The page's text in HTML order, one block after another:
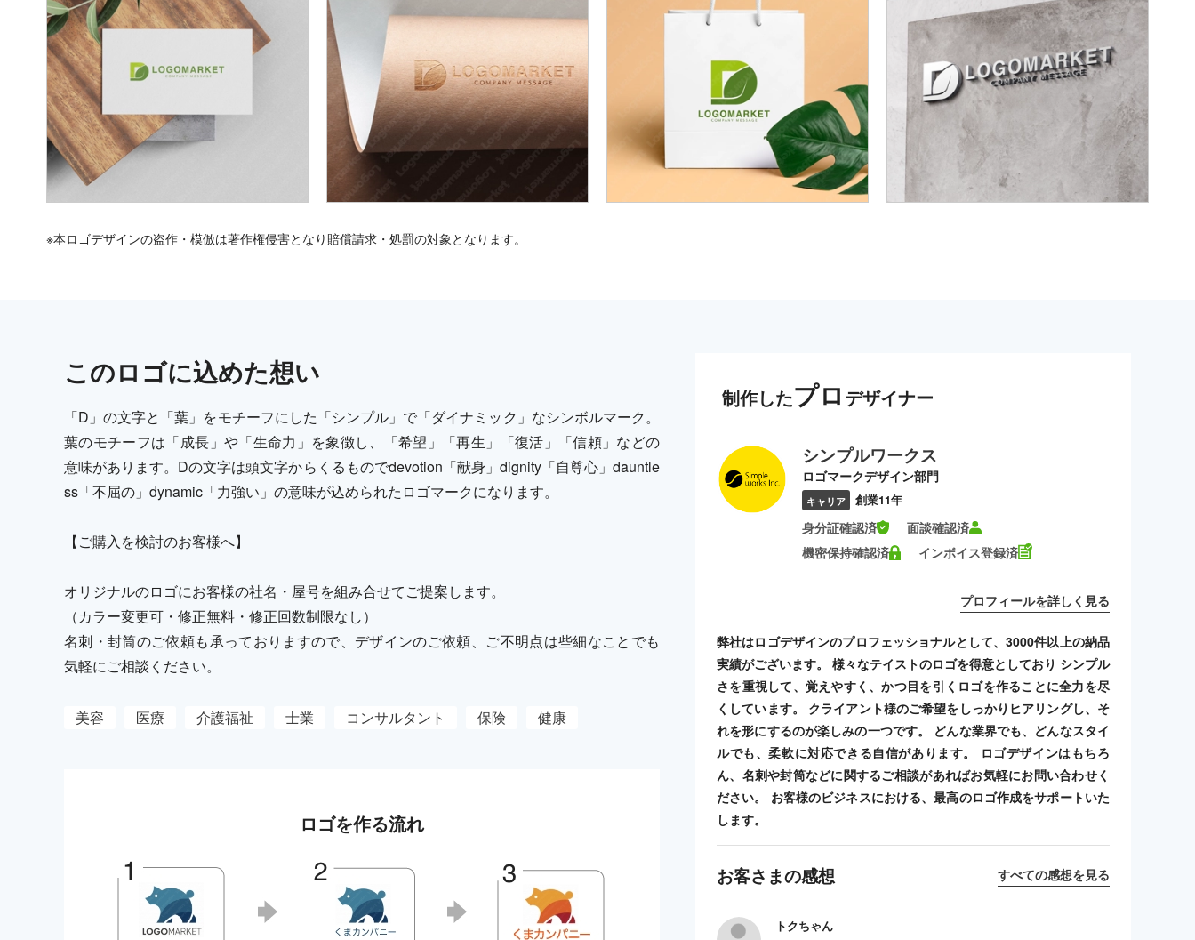
※本ロゴデザインの盗作・模倣は著作権侵害となり賠償請求・処罰の対象となります。
このロゴに込めた想い
「D」の文字と「葉」をモチーフにした「シンプル」で「ダイナミック」なシンボルマーク。
葉のモチーフは「成長」や「生命力」を象徴し、「希望」「再生」「復活」「信頼」などの
意味があります。Dの文字は頭文字からくるものでdevotion「献身」dignity「自尊心」dauntle
ss「不屈の」dynamic「力強い」の意味が込められたロゴマークになります。
【ご購入を検討のお客様へ】
オリジナルのロゴにお客様の社名・屋号を組み合せてご提案します。
（カラー変更可・修正無料・修正回数制限なし）
名刺・封筒のご依頼も承っておりますので、デザインのご依頼、ご不明点は些細なことでも
気軽にご相談ください。
美容 医療 介護福祉 士業 コンサルタント 保険 健康
ロゴを作る流れ
制作したプロ デザイナー
シンプルワークス
ロゴマークデザイン部門
キャリア 創業11年
身分証確認済
面談確認済
機密保持確認済
インボイス登録済
プロフィールを詳しく見る
弊社はロゴデザインのプロフェッショナルとして、3000件以上の納品
実績がございます。 様々なテイストのロゴを得意としており シンプル
さを重視して、覚えやすく、かつ目を引くロゴを作ることに全力を尽
くしています。 クライアント様のご希望をしっかりヒアリングし、そ
れを形にするのが楽しみの一つです。 どんな業界でも、どんなスタイ
ルでも、柔軟に対応できる自信があります。 ロゴデザインはもちろ
ん、名刺や封筒などに関するご相談があればお気軽にお問い合わせく
ださい。 お客様のビジネスにおける、最高のロゴ作成をサポートいた
します。
お客さまの感想 すべての感想を見る
トクちゃん